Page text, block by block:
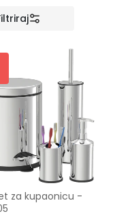
za kupaonicu -